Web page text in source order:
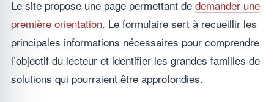
Le site propose une page permettant de demander une
première orientation. Le formulaire sert à recueillir les
principales informations nécessaires pour comprendre
l’objectif du lecteur et identifier les grandes familles de
solutions qui pourraient être approfondies.